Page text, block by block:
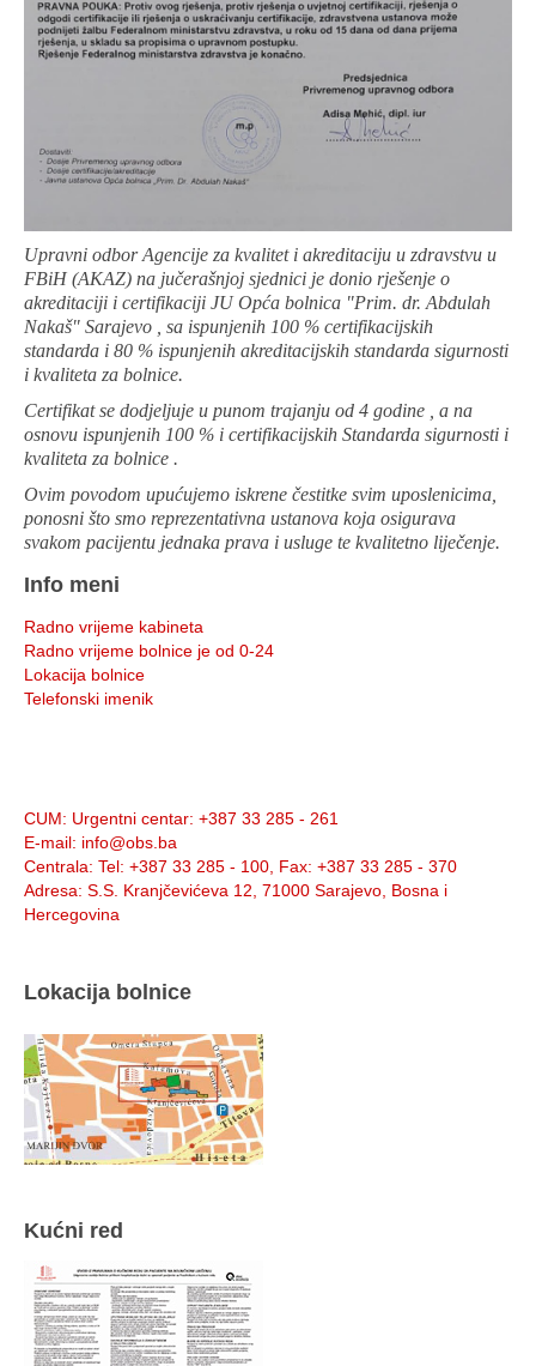
Upravni odbor Agencije za kvalitet i akreditaciju u zdravstvu u
FBiH (AKAZ) na jučerašnjoj sjednici je donio rješenje o
akreditaciji i certifikaciji JU Opća bolnica "Prim. dr. Abdulah
Nakaš" Sarajevo , sa ispunjenih 100 % certifikacijskih
standarda i 80 % ispunjenih akreditacijskih standarda sigurnosti
i kvaliteta za bolnice.
Certifikat se dodjeljuje u punom trajanju od 4 godine , a na
osnovu ispunjenih 100 % i certifikacijskih Standarda sigurnosti i
kvaliteta za bolnice .
Ovim povodom upućujemo iskrene čestitke svim uposlenicima,
ponosni što smo reprezentativna ustanova koja osigurava
svakom pacijentu jednaka prava i usluge te kvalitetno liječenje.
Info meni
Radno vrijeme kabineta
Radno vrijeme bolnice je od 0-24
Lokacija bolnice
Telefonski imenik
CUM: Urgentni centar: +387 33 285 - 261
E-mail: info@obs.ba
Centrala: Tel: +387 33 285 - 100, Fax: +387 33 285 - 370
Adresa: S.S. Kranjčevićeva 12, 71000 Sarajevo, Bosna i
Hercegovina
Lokacija bolnice
Kućni red